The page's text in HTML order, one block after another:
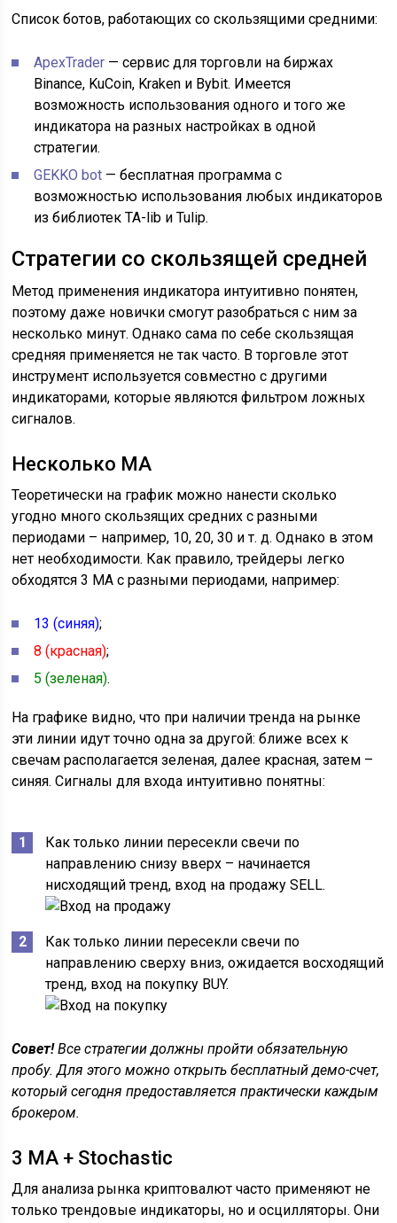
Список ботов, работающих со скользящими средними:
ApexTrader — сервис для торговли на биржах
Binance, KuCoin, Kraken и Bybit. Имеется
возможность использования одного и того же
индикатора на разных настройках в одной
стратегии.
GEKKO bot — бесплатная программа с
возможностью использования любых индикаторов
из библиотек TA-lib и Tulip.
Стратегии со скользящей средней
Метод применения индикатора интуитивно понятен,
поэтому даже новички смогут разобраться с ним за
несколько минут. Однако сама по себе скользящая
средняя применяется не так часто. В торговле этот
инструмент используется совместно с другими
индикаторами, которые являются фильтром ложных
сигналов.
Несколько MA
Теоретически на график можно нанести сколько
угодно много скользящих средних с разными
периодами – например, 10, 20, 30 и т. д. Однако в этом
нет необходимости. Как правило, трейдеры легко
обходятся 3 MA с разными периодами, например:
13 (синяя);
8 (красная);
5 (зеленая).
На графике видно, что при наличии тренда на рынке
эти линии идут точно одна за другой: ближе всех к
свечам располагается зеленая, далее красная, затем –
синяя. Сигналы для входа интуитивно понятны:
Как только линии пересекли свечи по
направлению снизу вверх – начинается
нисходящий тренд, вход на продажу SELL.
Как только линии пересекли свечи по
направлению сверху вниз, ожидается восходящий
тренд, вход на покупку BUY.
Совет!Все стратегии должны пройти обязательную
пробу. Для этого можно открыть бесплатный демо-счет,
который сегодня предоставляется практически каждым
брокером.
3 MA + Stochastic
Для анализа рынка криптовалют часто применяют не
только трендовые индикаторы, но и осцилляторы. Они